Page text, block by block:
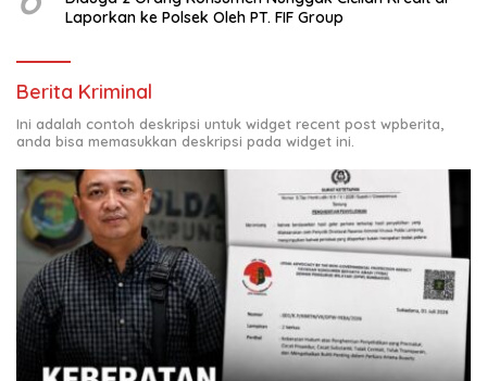
Laporkan ke Polsek Oleh PT. FIF Group
Berita Kriminal
Ini adalah contoh deskripsi untuk widget recent post wpberita,
anda bisa memasukkan deskripsi pada widget ini.